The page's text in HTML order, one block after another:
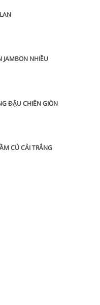
JAMBON NHIỀU
ĐẬU CHIÊN GIÒN
CỦ CẢI TRẮNG